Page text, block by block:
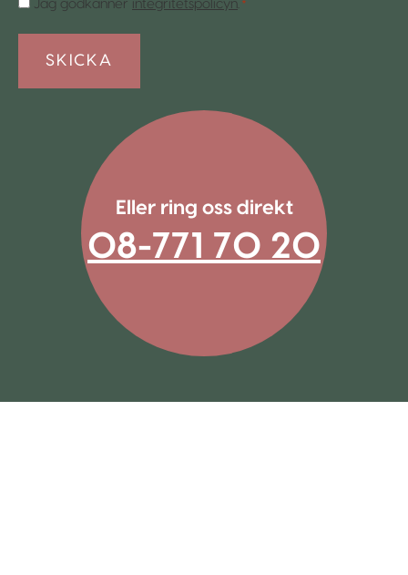
Samtycke
Jag godkänner integritetspolicyn *
Eller ring oss direkt
08-771 70 20